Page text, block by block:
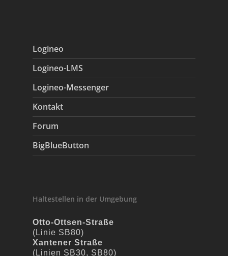
Logineo
Logineo-LMS
Logineo-Messenger
Kontakt
Forum
BigBlueButton
Haltestellen in der Umgebung
Otto-Ottsen-Straße
(Linie SB80)
Xantener Straße
(Linien SB30, SB80)